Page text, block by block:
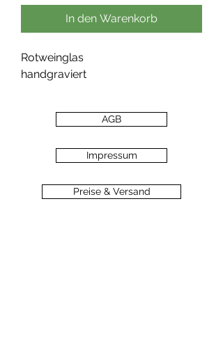
In den Warenkorb
Rotweinglas
handgraviert
AGB
Impressum
Preise & Versand